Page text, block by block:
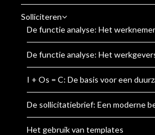
Solliciteren
De functie analyse: Het
De functie analyse: Het
I + Os = C: De basis voor een
De sollicitatiebrief: Een moderne
Het gebruik van templates